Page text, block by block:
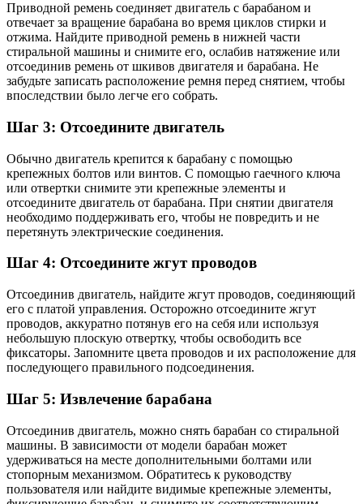
Приводной ремень соединяет двигатель с барабаном и
отвечает за вращение барабана во время циклов стирки и
отжима. Найдите приводной ремень в нижней части
стиральной машины и снимите его, ослабив натяжение или
отсоединив ремень от шкивов двигателя и барабана. Не
забудьте записать расположение ремня перед снятием, чтобы
впоследствии было легче его собрать.
Шаг 3: Отсоедините двигатель
Обычно двигатель крепится к барабану с помощью
крепежных болтов или винтов. С помощью гаечного ключа
или отвертки снимите эти крепежные элементы и
отсоедините двигатель от барабана. При снятии двигателя
необходимо поддерживать его, чтобы не повредить и не
перетянуть электрические соединения.
Шаг 4: Отсоедините жгут проводов
Отсоединив двигатель, найдите жгут проводов, соединяющий
его с платой управления. Осторожно отсоедините жгут
проводов, аккуратно потянув его на себя или используя
небольшую плоскую отвертку, чтобы освободить все
фиксаторы. Запомните цвета проводов и их расположение для
последующего правильного подсоединения.
Шаг 5: Извлечение барабана
Отсоединив двигатель, можно снять барабан со стиральной
машины. В зависимости от модели барабан может
удерживаться на месте дополнительными болтами или
стопорным механизмом. Обратитесь к руководству
пользователя или найдите видимые крепежные элементы,